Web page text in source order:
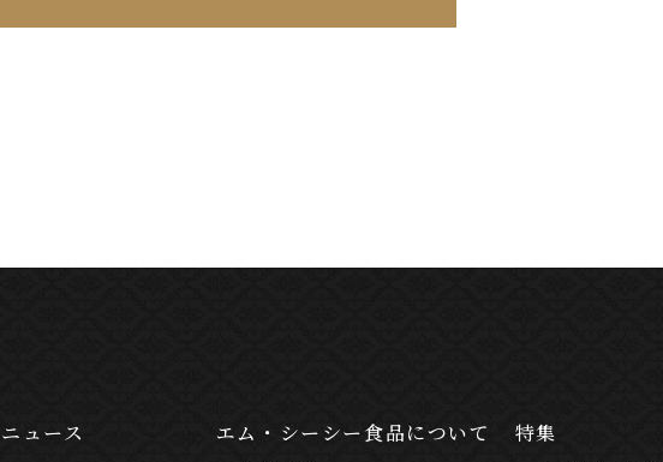
ニュース
エム・シーシー食品について 特集